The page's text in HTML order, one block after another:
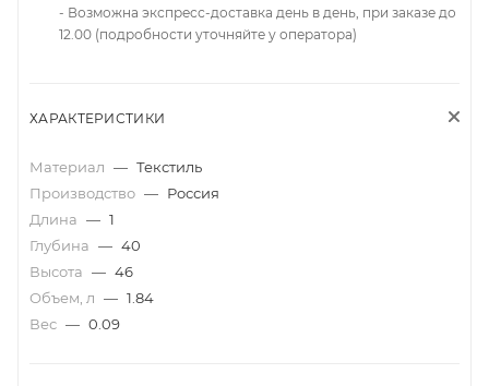
- Возможна экспресс-доставка день в день, при заказе до
12.00 (подробности уточняйте у оператора)
ХАРАКТЕРИСТИКИ
Материал — Текстиль
Производство — Россия
Длина — 1
Глубина — 40
Высота — 46
Объем, л — 1.84
Вес — 0.09